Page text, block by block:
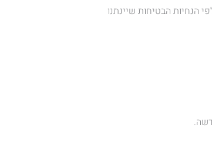
הנחיות הבטיחות שיינתנו